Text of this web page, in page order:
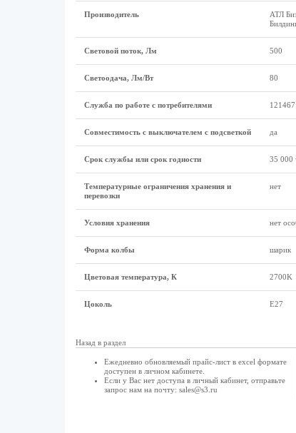
Производитель
АТЛ
Световой поток, Лм 500
Светоодача, Лм/Вт 80
Служба по работе с потребителями
Совместимость с выключателем с подсветкой да
Срок службы или срок годности 35 000
Температурные ограничения хранения и
перевозки
нет
Условия хранения нет
Форма колбы шарик
Цветовая температура, К 2700K
Цоколь Е27
Назад в раздел
Ежедневно обновляемый прайс-лист в excel формате
доступен в личном кабинете.
Если у Вас нет доступа в личный кабинет, отправьте
запрос нам на почту: sales@s3.ru